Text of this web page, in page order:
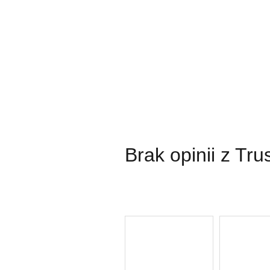
Brak opinii z